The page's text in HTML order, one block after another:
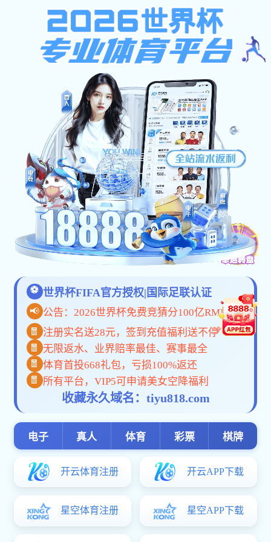
皇冠会员登录
提示：访问地址无效，dzkxyjswxsssw找不到对应的栏目！
首页 关闭此页
皇冠会员登录-浙江中南建设集团